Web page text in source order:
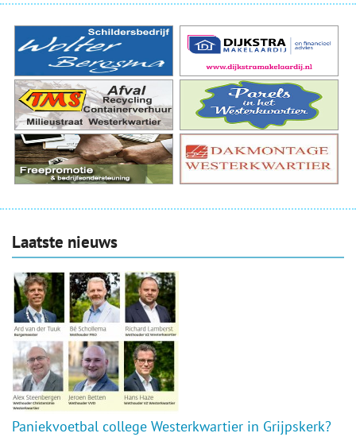
Laatste nieuws
Paniekvoetbal college Westerkwartier in Grijpskerk?